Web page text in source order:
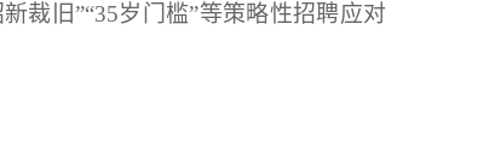
裁旧”“35岁门槛”等策略性招聘应对